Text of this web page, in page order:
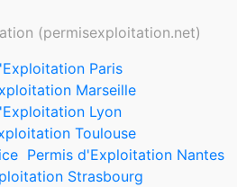
(permisexploitation.net)
Paris
Marseille
Lyon
Toulouse
Permis d'Exploitation Nantes
Strasbourg